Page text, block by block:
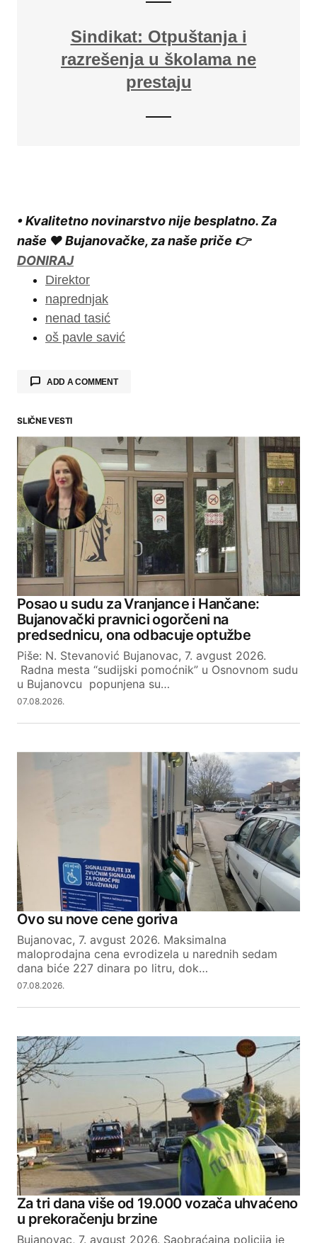
Sindikat: Otpuštanja i
razrešenja u školama ne
prestaju
• Kvalitetno novinarstvo nije besplatno. Za
naše ❤️ Bujanovačke, za naše priče 👉
DONIRAJ
Direktor
naprednjak
nenad tasić
oš pavle savić
ADD A COMMENT
Your email address will not be published.
Required fields are marked
Comment*
Your Name
Your E-mail
SUBMIT COMMENT
SLIČNE VESTI
Posao u sudu za Vranjance i Hančane:
Bujanovački pravnici ogorčeni na
predsednicu, ona odbacuje optužbe
Piše: N. Stevanović Bujanovac, 7. avgust 2026.
Radna mesta “sudijski pomoćnik” u Osnovnom sudu
u Bujanovcu popunjena su…
07.08.2026.
Ovo su nove cene goriva
Bujanovac, 7. avgust 2026. Maksimalna
maloprodajna cena evrodizela u narednih sedam
dana biće 227 dinara po litru, dok…
07.08.2026.
Za tri dana više od 19.000 vozača uhvaćeno
u prekoračenju brzine
Bujanovac, 7. avgust 2026. Saobraćajna policija je